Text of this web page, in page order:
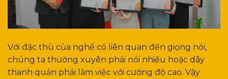
Với đặc thù của nghề có liên quan đến giọng nói,
chúng ta thường xuyên phải nói nhiều hoặc dây
thanh quản phải làm việc với cường độ cao. Vậy